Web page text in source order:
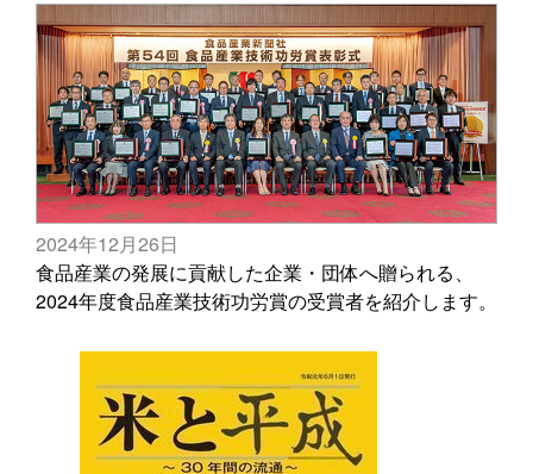
2024年12月26日
食品産業の発展に貢献した企業・団体へ贈られる、
2024年度食品産業技術功労賞の受賞者を紹介します。